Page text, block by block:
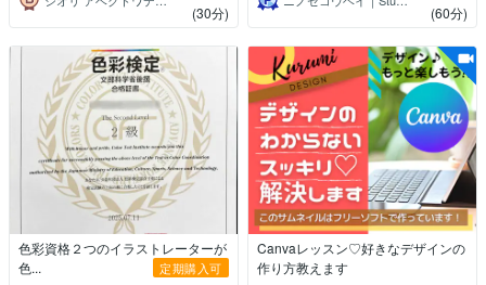
(30分) (60分)
色彩資格２つのイラストレーターが
色...
定期購入可
Canvaレッスン♡好きなデザインの
作り方教えます